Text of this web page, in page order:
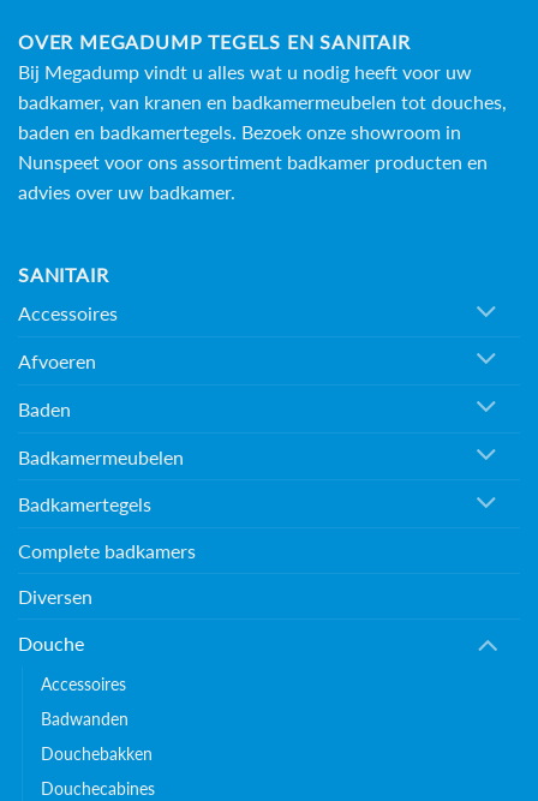
OVER MEGADUMP TEGELS EN SANITAIR
Bij Megadump vindt u alles wat u nodig heeft voor uw
badkamer, van kranen en badkamermeubelen tot douches,
baden en badkamertegels . Bezoek onze showroom in
Nunspeet voor ons assortiment badkamer producten en
advies over uw badkamer.
SANITAIR
Accessoires
Afvoeren
Baden
Badkamermeubelen
Badkamertegels
Complete badkamers
Diversen
Douche
Accessoires
Badwanden
Douchebakken
Douchecabines